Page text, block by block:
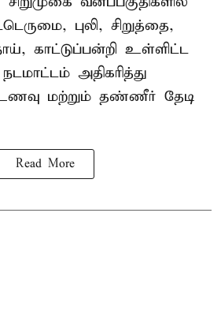
புலி, சிறுத்தை,
காட்டுப்பன்றி உள்ளிட்ட
அதிகரித்து
உணவு மற்றும் தண்ணீர் தேடி
Read More